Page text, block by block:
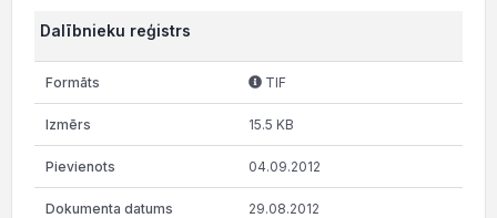
Dalībnieku reģistrs
TIF
15.5 KB
04.09.2012
29.08.2012